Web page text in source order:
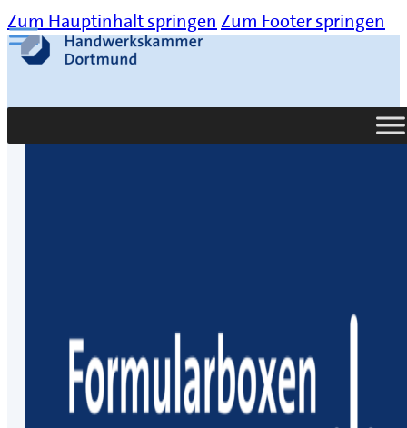
Zum Hauptinhalt springen Zum Footer springen
Suche